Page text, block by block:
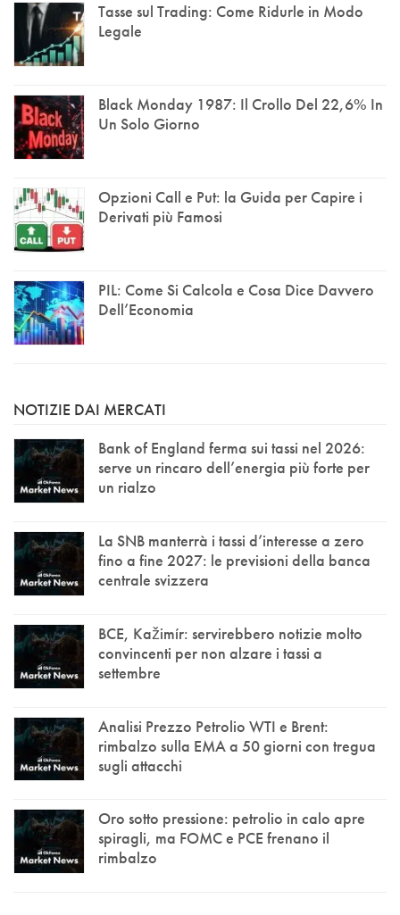
Tasse sul Trading: Come Ridurle in Modo
Legale
Black Monday 1987: Il Crollo Del 22,6% In
Un Solo Giorno
Opzioni Call e Put: la Guida per Capire i
Derivati più Famosi
PIL: Come Si Calcola e Cosa Dice Davvero
Dell’Economia
NOTIZIE DAI MERCATI
Bank of England ferma sui tassi nel 2026:
serve un rincaro dell’energia più forte per
un rialzo
La SNB manterrà i tassi d’interesse a zero
fino a fine 2027: le previsioni della banca
centrale svizzera
BCE, Kažimír: servirebbero notizie molto
convincenti per non alzare i tassi a
settembre
Analisi Prezzo Petrolio WTI e Brent:
rimbalzo sulla EMA a 50 giorni con tregua
sugli attacchi
Oro sotto pressione: petrolio in calo apre
spiragli, ma FOMC e PCE frenano il
rimbalzo